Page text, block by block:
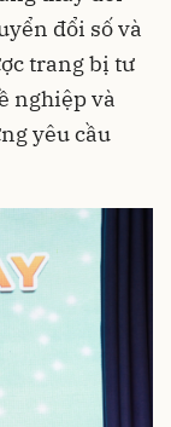
đổi số và
trang bị tư
nghiệp và
yêu cầu